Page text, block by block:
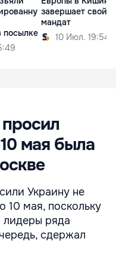
посылке
завершает свой
мандат
10 Июл. 19:54
мая была
Украину не
10 мая, поскольку
лидеры ряда
сдержал